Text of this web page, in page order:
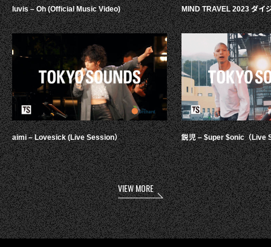
luvis – Oh (Official Music Video)
aimi – Lovesick (Live Session）
MIND TRAVEL 2023 ダイ
鋭児 – $uper $onic（Live
VIEW MORE